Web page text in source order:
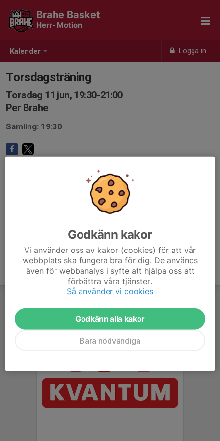
Kalender Logga in
Brahe Basket
Herr- Motion
Torsdagsträning
Torsdag 11 jun, 19:30-21:00
Per Brahe
Samling: 19:30
Godkänn kakor
Vi använder oss av kakor (cookies) för att vår
webbplats ska fungera bra för dig. De används
även för webbanalys i syfte att hjälpa oss att
förbättra våra tjänster.
Så använder vi cookies
Godkänn alla kakor
Bara nödvändiga